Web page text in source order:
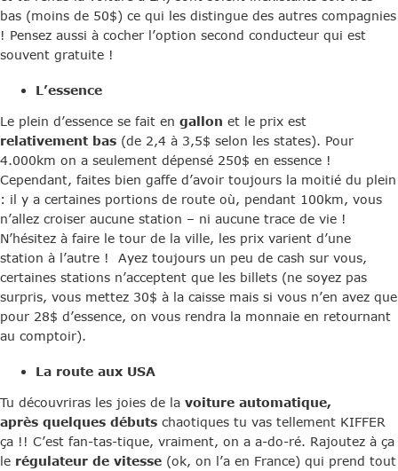
bas (moins de 50$) ce qui les distingue des autres compagnies
! Pensez aussi à cocher l’option second conducteur qui est
souvent gratuite !
L’essence
Le plein d’essence se fait en gallon et le prix est
relativement bas (de 2,4 à 3,5$ selon les states). Pour
4.000km on a seulement dépensé 250$ en essence !
Cependant, faites bien gaffe d’avoir toujours la moitié du plein
: il y a certaines portions de route où, pendant 100km, vous
n’allez croiser aucune station – ni aucune trace de vie !
N’hésitez à faire le tour de la ville, les prix varient d’une
station à l’autre ! Ayez toujours un peu de cash sur vous,
certaines stations n’acceptent que les billets (ne soyez pas
surpris, vous mettez 30$ à la caisse mais si vous n’en avez que
pour 28$ d’essence, on vous rendra la monnaie en retournant
au comptoir).
La route aux USA
Tu découvriras les joies de la voiture automatique,
après quelques débuts chaotiques tu vas tellement KIFFER
ça !! C’est fan-tas-tique, vraiment, on a a-do-ré. Rajoutez à ça
le régulateur de vitesse (ok, on l’a en France) qui prend tout